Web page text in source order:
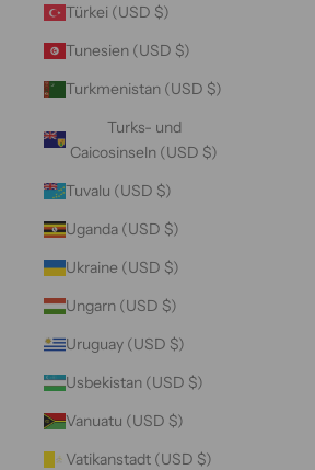
Türkei (USD $)
Tunesien (USD $)
Turkmenistan (USD $)
Turks- und
Caicosinseln (USD $)
Tuvalu (USD $)
Uganda (USD $)
Ukraine (USD $)
Ungarn (USD $)
Uruguay (USD $)
Usbekistan (USD $)
Vanuatu (USD $)
Vatikanstadt (USD $)